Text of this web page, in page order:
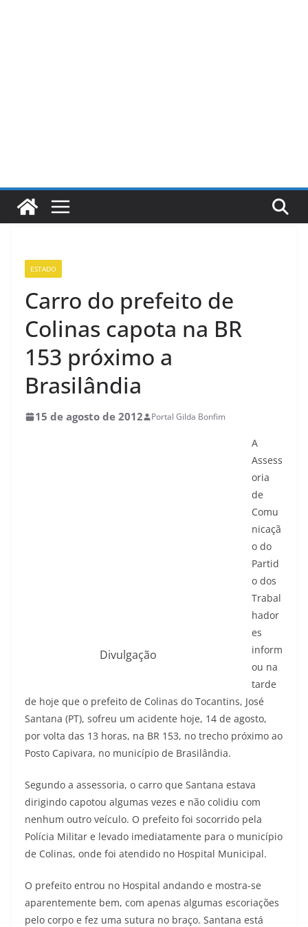
ESTADO
Carro do prefeito de
Colinas capota na BR
153 próximo a
Brasilândia
15 de agosto de 2012 Portal Gilda Bonfim
Divulgação
A
Assess
oria
de
Comu
nicaçã
o do
Partid
o dos
Trabal
hador
es
inform
ou na
tarde
de hoje que o prefeito de Colinas do Tocantins, José
Santana (PT), sofreu um acidente hoje, 14 de agosto,
por volta das 13 horas, na BR 153, no trecho próximo ao
Posto Capivara, no município de Brasilândia.
Segundo a assessoria, o carro que Santana estava
dirigindo capotou algumas vezes e não colidiu com
nenhum outro veículo. O prefeito foi socorrido pela
Polícia Militar e levado imediatamente para o município
de Colinas, onde foi atendido no Hospital Municipal.
O prefeito entrou no Hospital andando e mostra-se
aparentemente bem, com apenas algumas escoriações
pelo corpo e fez uma sutura no braço. Santana está